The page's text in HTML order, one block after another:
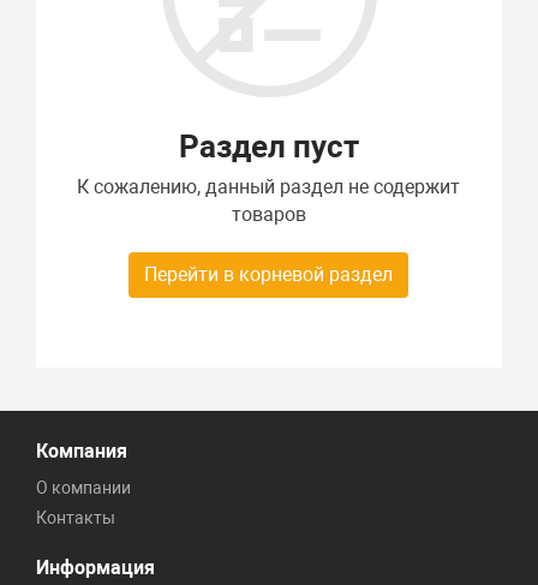
Раздел пуст
К сожалению, данный раздел не содержит
товаров
Перейти в корневой раздел
Компания
О компании
Контакты
Информация